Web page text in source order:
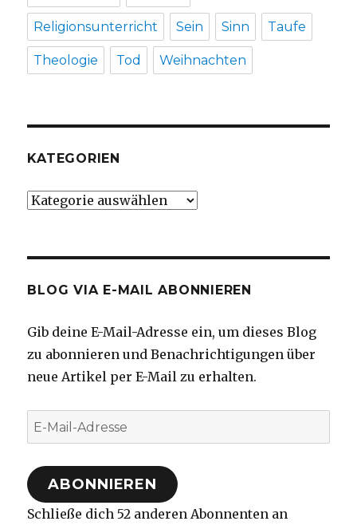
Religionsunterricht Sein Sinn Taufe
Theologie Tod Weihnachten
KATEGORIEN
Kategorien
BLOG VIA E-MAIL ABONNIEREN
Gib deine E-Mail-Adresse ein, um dieses Blog
zu abonnieren und Benachrichtigungen über
neue Artikel per E-Mail zu erhalten.
E-
Mail-
Adresse
ABONNIEREN
Schließe dich 52 anderen Abonnenten an